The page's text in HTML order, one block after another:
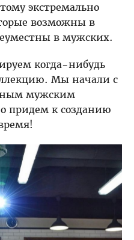
экстремально
возможны в
в мужских.
когда-нибудь
Мы начали с
мужским
придем к созданию